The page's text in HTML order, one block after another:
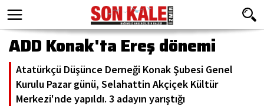
ADD Konak'ta Ereş dönemi
Atatürkçü Düşünce Derneği Konak Şubesi Genel
Kurulu Pazar günü, Selahattin Akçiçek Kültür
Merkezi'nde yapıldı. 3 adayın yarıştığı